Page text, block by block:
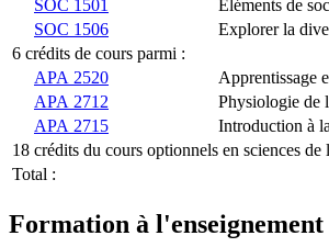
SOC 1501
Éléments de
SOC 1506
Explorer la
6 crédits de cours parmi :
APA 2520
Apprentissage
APA 2712
Physiologie de
APA 2715
Introduction à
18 crédits du cours optionnels en sciences
Total :
Formation à